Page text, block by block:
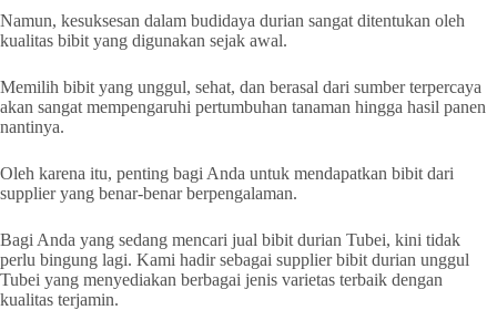
Namun, kesuksesan dalam budidaya durian sangat ditentukan oleh
kualitas bibit yang digunakan sejak awal.
Memilih bibit yang unggul, sehat, dan berasal dari sumber terpercaya
akan sangat mempengaruhi pertumbuhan tanaman hingga hasil panen
nantinya.
Oleh karena itu, penting bagi Anda untuk mendapatkan bibit dari
supplier yang benar-benar berpengalaman.
Bagi Anda yang sedang mencari jual bibit durian Tubei, kini tidak
perlu bingung lagi. Kami hadir sebagai supplier bibit durian unggul
Tubei yang menyediakan berbagai jenis varietas terbaik dengan
kualitas terjamin.